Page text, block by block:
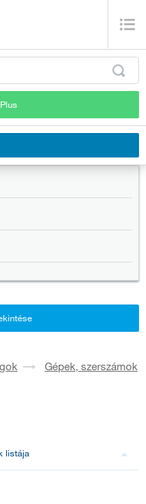
Gépek, szerszámok
listája